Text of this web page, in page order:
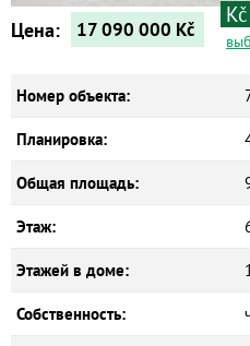
Цена: 17 090 000 Kč
Kč
Номер объекта:
Планировка:
Общая площадь:
Этаж:
Этажей в доме:
Собственность: